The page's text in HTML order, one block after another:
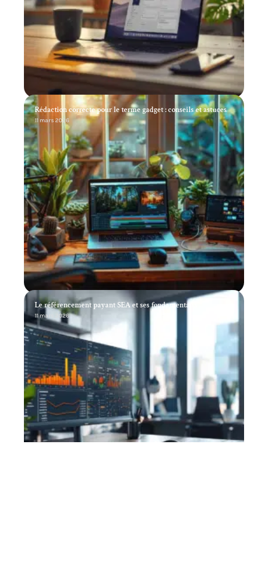
Rédaction correcte pour le terme gadget : conseils et astuces
11 mars 2026
Le référencement payant SEA et ses fondamentaux
11 mars 2026